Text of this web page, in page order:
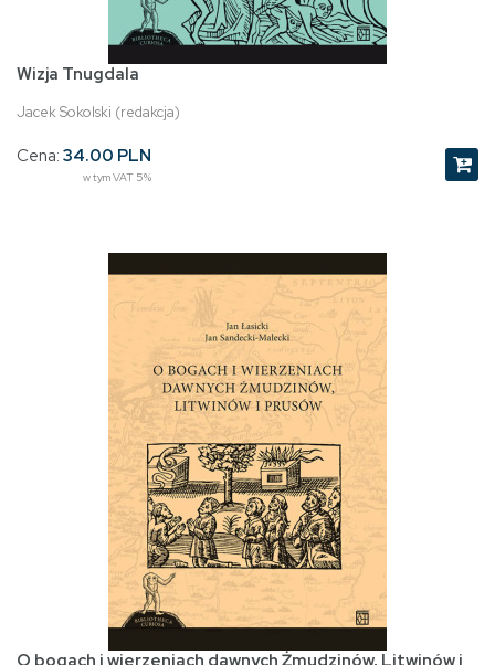
Wizja Tnugdala
Jacek Sokolski (redakcja)
Cena: 34.00 PLN
w tym VAT 5%